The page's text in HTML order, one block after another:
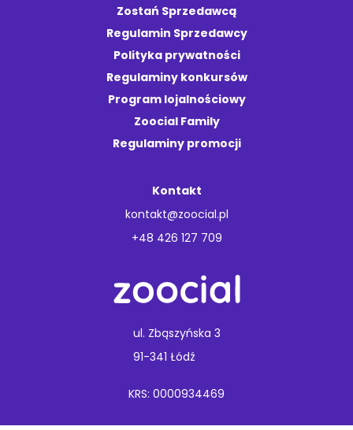
Zostań Sprzedawcą
Regulamin Sprzedawcy
Polityka prywatności
Regulaminy konkursów
Program lojalnościowy
Zoocial Family
Regulaminy promocji
Kontakt
kontakt@zoocial.pl
+48 426 127 709
ul. Zbąszyńska 3
91-341 Łódź
KRS: 0000934469